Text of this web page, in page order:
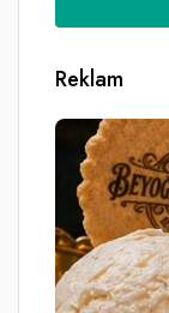
Reklam